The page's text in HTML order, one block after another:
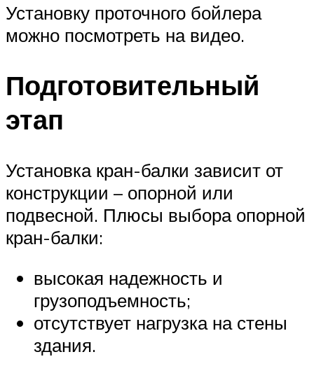
Установку проточного бойлера
можно посмотреть на видео.
Подготовительный
этап
Установка кран-балки зависит от
конструкции – опорной или
подвесной. Плюсы выбора опорной
кран-балки:
высокая надежность и
грузоподъемность;
отсутствует нагрузка на стены
здания.